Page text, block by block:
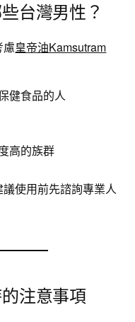
台灣男性？
慮皇帝油Kamsutram
健食品的人
高的族群
使用前先諮詢專業人
注意事項